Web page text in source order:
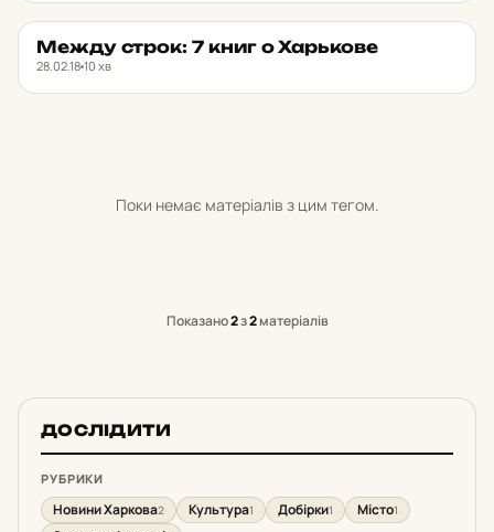
ДОБІРКИ
Между строк: 7 книг о Харь­ко­ве
28.02.18 10 хв
Поки немає матеріалів з цим тегом.
Показано2з2матеріалів
ДОСЛІДИТИ
РУБРИКИ
Новини Харкова2 Культура1 Добірки1 Місто1